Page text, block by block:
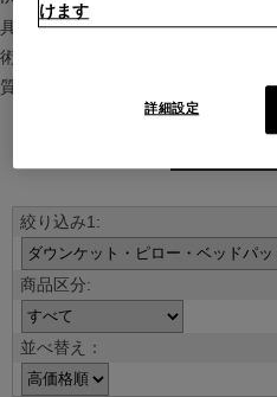
具ブランド。ヨーロッパの家具文化
術を活かした持続可能で洗練された
質な暮らしを届けます。
並べ替え：
けます
詳細設定